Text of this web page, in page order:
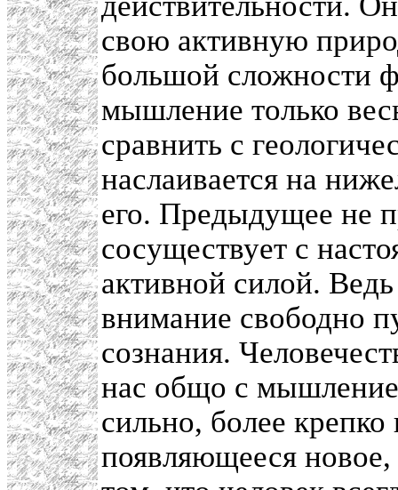
свою активную
большой сложности
мышление только
сравнить с
наслаивается на
его. Предыдущее не
сосуществует с
активной силой.
внимание свободно
сознания.
нас общо с
сильно, более
появляющееся новое,